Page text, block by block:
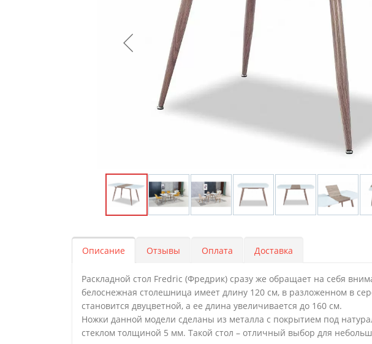
Описание Отзывы Оплата Доставка
Раскладной стол Fredric (Фредрик) сразу же обращает на себя
белоснежная столешница имеет длину 120 см, в разложенном в
становится двуцветной, а ее длина увеличивается до 160 см.
Ножки данной модели сделаны из металла с покрытием под
стеклом толщиной 5 мм. Такой стол – отличный выбор для